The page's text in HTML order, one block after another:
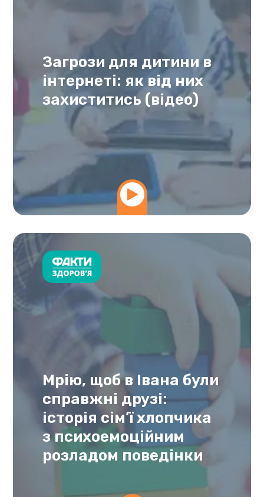
Загрози для дитини в
інтернеті: як від них
захиститись (відео)
Мрію, щоб в Івана були
справжні друзі:
історія сім’ї хлопчика
з психоемоційним
розладом поведінки